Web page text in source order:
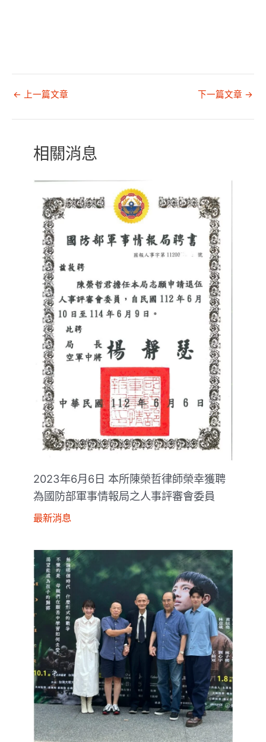
← 上一篇文章 下一篇文章 →
相關消息
2023年6月6日 本所陳榮哲律師榮幸獲聘
為國防部軍事情報局之人事評審會委員
最新消息